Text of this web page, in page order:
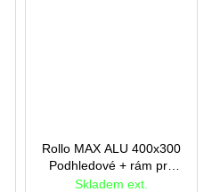
Rollo MAX ALU 400x300
Podhledové + rám pro
vestavbu
Skladem ext.